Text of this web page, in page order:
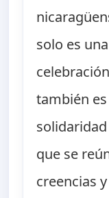
solo es
también
que se
creencias